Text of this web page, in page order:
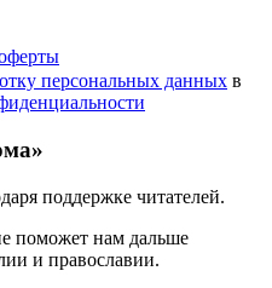
персональных данных в
поддержке читателей.
поможет нам дальше
и православии.